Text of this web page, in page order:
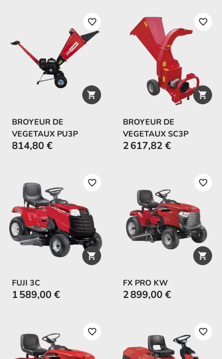

favorite_border
BROYEUR DE
VEGETAUX PU3P
814,80 €

favorite_border
BROYEUR DE
VEGETAUX SC3P
2 617,82 €

favorite_border
FUJI 3C
1 589,00 €

favorite_border
FX PRO KW
2 899,00 €
favorite_border favorite_border